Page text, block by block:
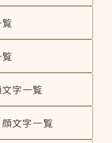
字一覧
文字一覧